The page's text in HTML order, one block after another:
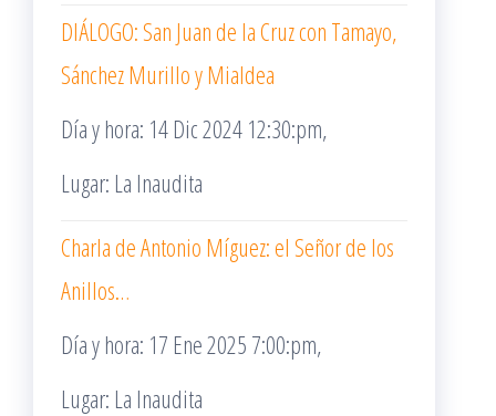
DIÁLOGO: San Juan de la Cruz con Tamayo,
Sánchez Murillo y Mialdea
Día y hora: 14 Dic 2024 12:30:pm,
Lugar: La Inaudita
Charla de Antonio Míguez: el Señor de los
Anillos…
Día y hora: 17 Ene 2025 7:00:pm,
Lugar: La Inaudita